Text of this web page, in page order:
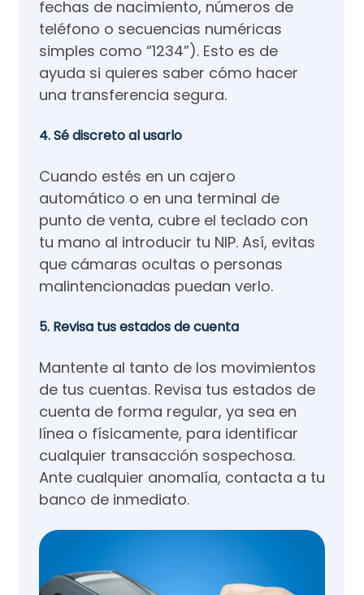
fechas de nacimiento, números de
teléfono o secuencias numéricas
simples como “1234”). Esto es de
ayuda si quieres saber cómo hacer
una transferencia segura.
4. Sé discreto al usarlo
Cuando estés en un cajero
automático o en una terminal de
punto de venta, cubre el teclado con
tu mano al introducir tu NIP. Así, evitas
que cámaras ocultas o personas
malintencionadas puedan verlo.
5. Revisa tus estados de cuenta
Mantente al tanto de los movimientos
de tus cuentas. Revisa tus estados de
cuenta de forma regular, ya sea en
línea o físicamente, para identificar
cualquier transacción sospechosa.
Ante cualquier anomalía, contacta a tu
banco de inmediato.